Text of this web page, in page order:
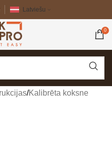
Latviešu
0
/Kalibrēta koksne